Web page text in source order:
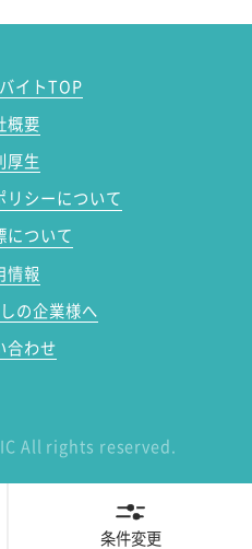
イトTOP
概要
厚生
リシーについて
について
情報
の企業様へ
合わせ
All rights reserved.
条件変更